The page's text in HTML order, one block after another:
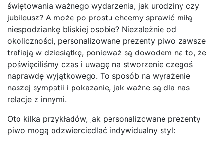
świętowania ważnego wydarzenia, jak urodziny czy
jubileusz? A może po prostu chcemy sprawić miłą
niespodziankę bliskiej osobie? Niezależnie od
okoliczności, personalizowane prezenty piwo zawsze
trafiają w dziesiątkę, ponieważ są dowodem na to, że
poświęciliśmy czas i uwagę na stworzenie czegoś
naprawdę wyjątkowego. To sposób na wyrażenie
naszej sympatii i pokazanie, jak ważne są dla nas
relacje z innymi.
Oto kilka przykładów, jak personalizowane prezenty
piwo mogą odzwierciedlać indywidualny styl: